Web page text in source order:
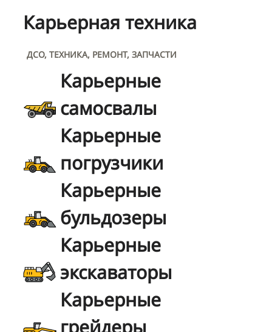
Карьерная техника
ДСО, ТЕХНИКА, РЕМОНТ, ЗАПЧАСТИ
Карьерные
самосвалы
Карьерные
погрузчики
Карьерные
бульдозеры
Карьерные
экскаваторы
Карьерные
грейдеры